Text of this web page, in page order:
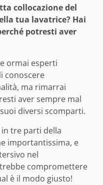
collocazione del
tua lavatrice? Hai
potresti aver
ormai esperti
conoscere
ma rimarrai
aver sempre mal
diversi scomparti.
tre parti della
importantissima, e
nel
compromettere
è il modo giusto!